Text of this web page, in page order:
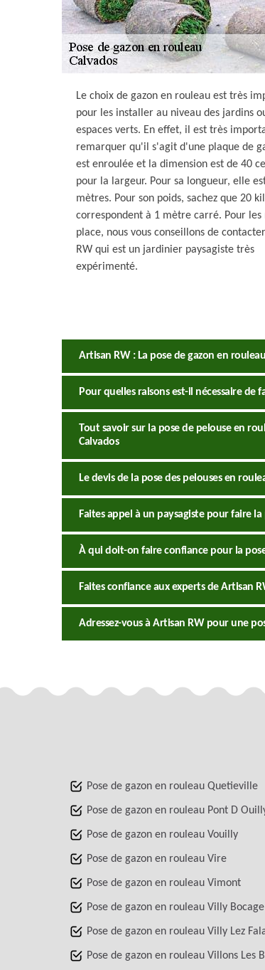
Le choix de gazon en rouleau est très
pour les installer au niveau des jardins
espaces verts. En effet, il est très
remarquer qu'il s'agit d'une plaque de
est enroulée et la dimension est de 40
pour la largeur. Pour sa longueur, elle
mètres. Pour son poids, sachez que 20
correspondent à 1 mètre carré. Pour
place, nous vous conseillons de
RW qui est un jardinier paysagiste très
expérimenté.
Artisan RW : La pose de gazon en
Pour quelles raisons est-il nécessaire de
Tout savoir sur la pose de pelouse en
Calvados
Le devis de la pose des pelouses en
Faites appel à un paysagiste pour faire
À qui doit-on faire confiance pour la
Faites confiance aux experts de Artisan
Adressez-vous à Artisan RW pour une
Pose de gazon en rouleau Quetieville
Pose de gazon en rouleau Pont D
Pose de gazon en rouleau Vouilly
Pose de gazon en rouleau Vire
Pose de gazon en rouleau Vimont
Pose de gazon en rouleau Villy Bocage
Pose de gazon en rouleau Villy Lez
Pose de gazon en rouleau Villons Les